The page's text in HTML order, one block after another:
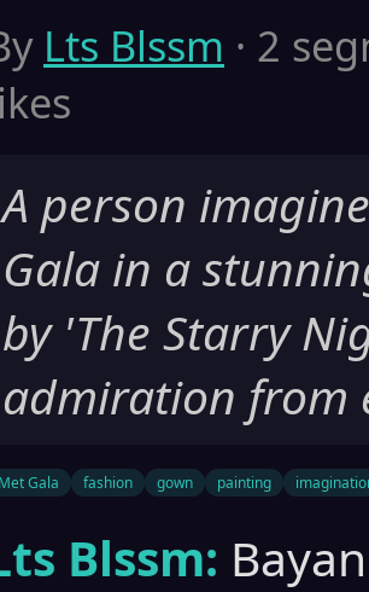
Lts Blssm · 2
A person
Gala in a
by 'The Starry
admiration from
Met Gala fashion gown painting
Blssm: